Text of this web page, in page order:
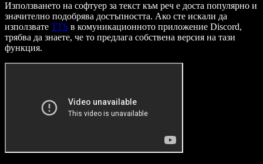
Използването на софтуер за текст към реч е доста популярно и
значително подобрява достъпността. Ако сте искали да
използвате TTS в комуникационното приложение Discord,
трябва да знаете, че то предлага собствена версия на тази
функция.